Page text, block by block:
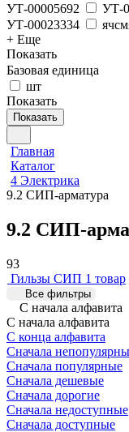
УТ-00005692
УТ-
УТ-00023334
+ Еще
Показать
Базовая единица
шт
Показать
Показать
Главная
Каталог
4 Электрика
9.2 СИП-арматура
9.2 СИП-
93
Гильзы СИП 1 товар
Все фильтры
С начала алфавита
С начала алфавита
С конца алфавита
Сначала
Сначала популярные
Сначала дешевые
Сначала дорогие
Сначала недоступные
Сначала доступные